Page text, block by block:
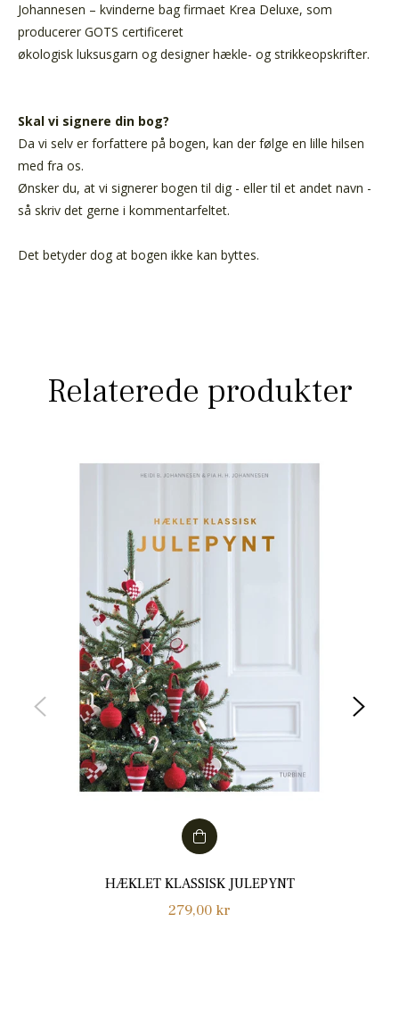
Johannesen – kvinderne bag firmaet Krea Deluxe, som
producerer GOTS certificeret
økologisk luksusgarn og designer hækle- og strikkeopskrifter.
Skal vi signere din bog?
Da vi selv er forfattere på bogen, kan der følge en lille hilsen
med fra os.
Ønsker du, at vi signerer bogen til dig - eller til et andet navn -
så skriv det gerne i kommentarfeltet.
Det betyder dog at bogen ikke kan byttes.
Relaterede produkter
HÆKLET KLASSISK JULEPYNT
Normalpris
279,00 kr